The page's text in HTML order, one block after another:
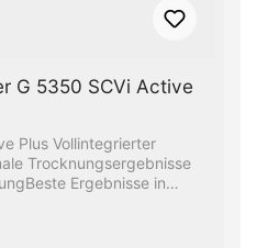
G 5350 SCVi Active
Plus Vollintegrierter
Trocknungsergebnisse
Ergebnisse in
Hilfe des Miele-